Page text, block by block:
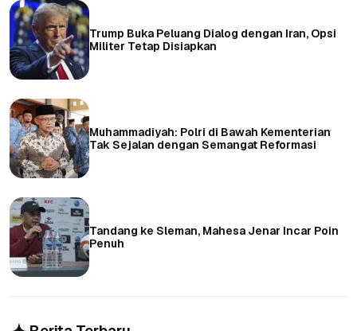
Trump Buka Peluang Dialog dengan Iran, Opsi
Militer Tetap Disiapkan
Muhammadiyah: Polri di Bawah Kementerian
Tak Sejalan dengan Semangat Reformasi
Tandang ke Sleman, Mahesa Jenar Incar Poin
Penuh